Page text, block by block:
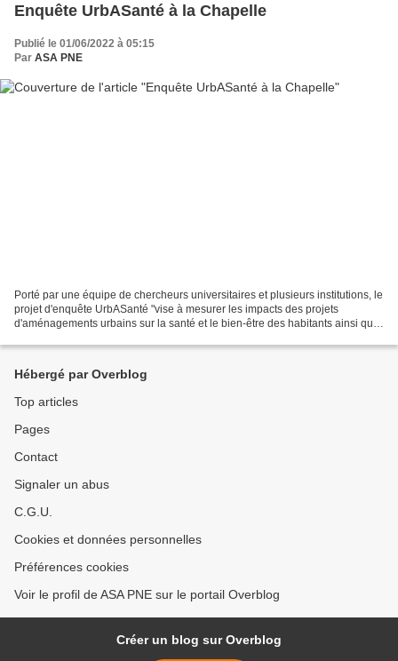
Enquête UrbASanté à la Chapelle
Publié le 01/06/2022 à 05:15
Par ASA PNE
Porté par une équipe de chercheurs universitaires et plusieurs institutions, le
projet d'enquête UrbASanté "vise à mesurer les impacts des projets
d'aménagements urbains sur la santé et le bien-être des habitants ainsi que
Hébergé par Overblog
Top articles
Pages
Contact
Signaler un abus
C.G.U.
Cookies et données personnelles
Préférences cookies
Voir le profil de ASA PNE sur le portail Overblog
Créer un blog sur Overblog